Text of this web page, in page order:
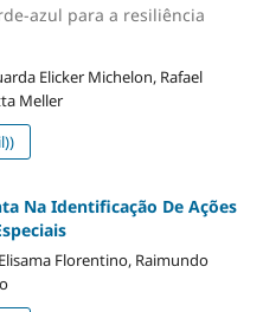
azul para a resiliência
Elicker Michelon, Rafael
Meller
Na Identificação De Ações
Florentino, Raimundo